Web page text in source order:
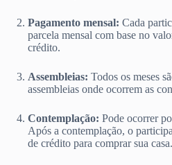
Pagamento mensal: Cada
parcela mensal com base no
crédito.
Assembleias: Todos os meses
assembleias onde ocorrem as
Contemplação: Pode ocorrer
Após a contemplação, o
de crédito para comprar sua casa.